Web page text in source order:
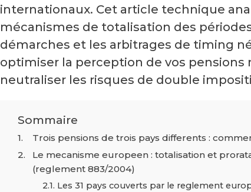
internationaux. Cet article technique
mécanismes de totalisation des périodes
démarches et les arbitrages de timing
optimiser la perception de vos pensions
neutraliser les risques de double
Sommaire
Trois pensions de trois pays differents :
Le mecanisme europeen : totalisation et
(reglement 883/2004)
Les 31 pays couverts par le reglement